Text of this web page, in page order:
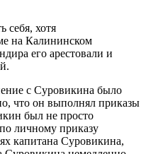
себя, хотя
на Калининском
его арестовали и
с Суровикина было
что он выполнял приказы
был не просто
личному приказу
капитана Суровикина,